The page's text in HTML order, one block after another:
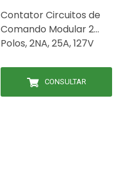
Contator Circuitos de
Comando Modular 2
Polos, 2NA, 25A, 127V
CONSULTAR